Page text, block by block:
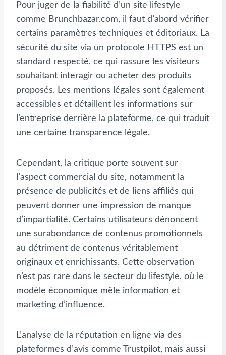
Pour juger de la fiabilité d’un site lifestyle
comme Brunchbazar.com, il faut d’abord vérifier
certains paramètres techniques et éditoriaux. La
sécurité du site via un protocole HTTPS est un
standard respecté, ce qui rassure les visiteurs
souhaitant interagir ou acheter des produits
proposés. Les mentions légales sont également
accessibles et détaillent les informations sur
l’entreprise derrière la plateforme, ce qui traduit
une certaine transparence légale.
Cependant, la critique porte souvent sur
l’aspect commercial du site, notamment la
présence de publicités et de liens affiliés qui
peuvent donner une impression de manque
d’impartialité. Certains utilisateurs dénoncent
une surabondance de contenus promotionnels
au détriment de contenus véritablement
originaux et enrichissants. Cette observation
n’est pas rare dans le secteur du lifestyle, où le
modèle économique mêle information et
marketing d’influence.
L’analyse de la réputation en ligne via des
plateformes d’avis comme Trustpilot, mais aussi